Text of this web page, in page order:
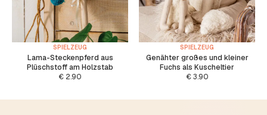
SPIELZEUG
Lama-Steckenpferd aus
Plüschstoff am Holzstab
€ 2.90
SPIELZEUG
Genähter großes und kleiner
Fuchs als Kuscheltier
€3.90